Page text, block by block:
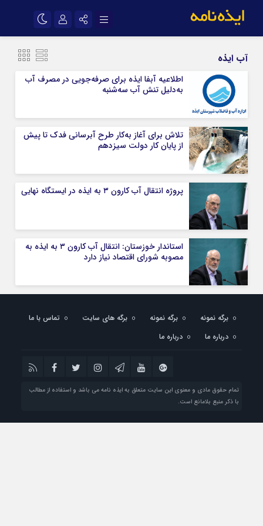
سروش
آپارات
اپلیکیشن
مرا به خاطر بسپار
آب ایذه
اطلاعیه آبفا ایذه برای صرفه‌جویی در مصرف آب
به‌دلیل تنش آب سه‌شنبه
تلاش برای آغاز به‌کار طرح آبرسانی فدک تا پیش
از پایان کار دولت سیزدهم
پروژه انتقال آب کارون ۳ به ایذه در ایستگاه نهایی
استاندار خوزستان: انتقال آب کارون ۳ به ایذه به
مصوبه شورای اقتصاد نیاز دارد
برگه نمونه برگه نمونه برگه های سایت
تماس با ما
درباره ما
درباره ما
تمام حقوق مادی و معنوی این سایت متعلق به ایذه نامه می باشد و استفاده از مطالب
با ذکر منبع بلامانع است.